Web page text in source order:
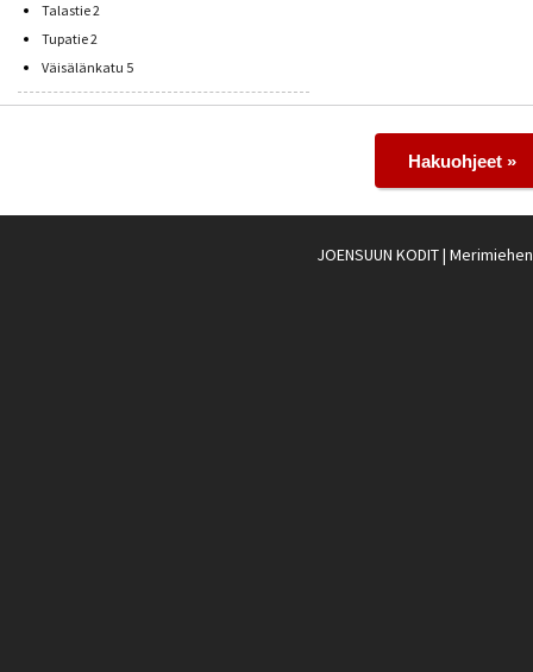
Talastie 2
Tupatie 2
Väisälänkatu 5
Hakuohjeet »
JOENSUUN KODIT|